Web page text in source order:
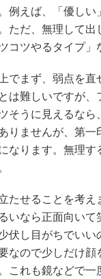
例えば、「優し
だ、無理して出
コツやるタイプ」
でまず、弱点を直
は難しいですが
そうに見えるな
りませんが、第
なります。無理
たせることを考え
いなら正面向い
伏し目がちでい
なので少しだけ
これも鏡などで一